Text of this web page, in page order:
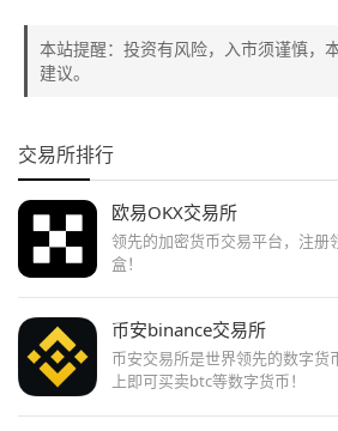
本站提醒：投资有风险，入市须谨慎，
建议。
交易所排行
欧易OKX交易所
领先的加密货币交易平台，注册
盒！
币安binance交易所
币安交易所是世界领先的数字货
上即可买卖btc等数字货币！